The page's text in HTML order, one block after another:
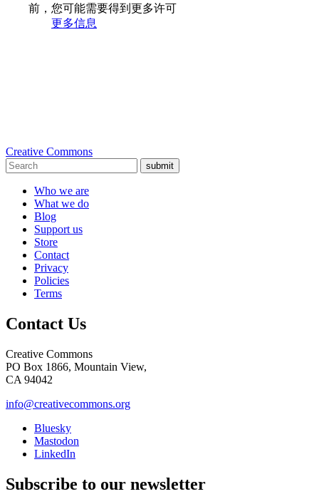
前，您可能需要得到更多许可
更多信息
Creative Commons
submit
Who we are
What we do
Blog
Support us
Store
Contact
Privacy
Policies
Terms
Contact Us
Creative Commons
PO Box 1866, Mountain View,
CA 94042
info@creativecommons.org
Bluesky
Mastodon
LinkedIn
Subscribe to our newsletter